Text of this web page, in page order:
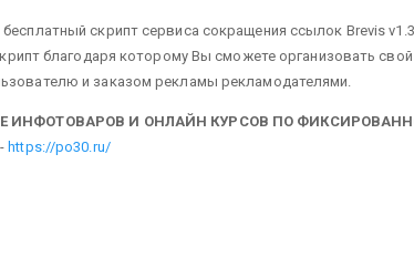
бесплатный скрипт сервиса сокращения ссылок Brevis
благодаря которому Вы сможете организовать
и заказом рекламы рекламодателями.
ИНФОТОВАРОВ И ОНЛАЙН КУРСОВ ПО
https://po30.ru/